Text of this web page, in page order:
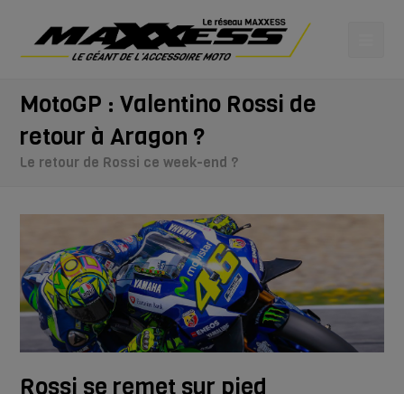
MotoGP : Valentino Rossi de
retour à Aragon ?
Le retour de Rossi ce week-end ?
Rossi se remet sur pied